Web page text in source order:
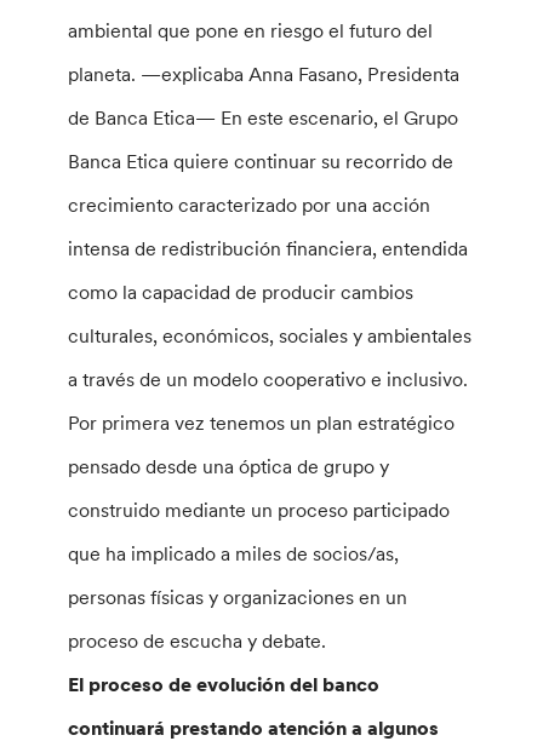
ambiental que pone en riesgo el futuro del
planeta. —explicaba Anna Fasano, Presidenta
de Banca Etica— En este escenario, el Grupo
Banca Etica quiere continuar su recorrido de
crecimiento caracterizado por una acción
intensa de redistribución financiera, entendida
como la capacidad de producir cambios
culturales, económicos, sociales y ambientales
a través de un modelo cooperativo e inclusivo.
Por primera vez tenemos un plan estratégico
pensado desde una óptica de grupo y
construido mediante un proceso participado
que ha implicado a miles de socios/as,
personas físicas y organizaciones en un
proceso de escucha y debate.
El proceso de evolución del banco
continuará prestando atención a algunos